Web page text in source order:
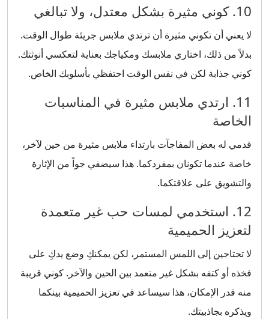
10. كوني مثيرة بشكل معتدل، ولا تبالغي
لا يعني أن تكوني مثيرة أن ترتدي ملابس جريئة طوال الوقت.
بدلاً من ذلك، اختاري ملابسك ومكياجك بعناية لتعكسي أنوثتك.
كوني جذابة لكن في نفس الوقت احتفظي بأسلوبك الخاص.
11. ارتدي ملابس مثيرة في المناسبات
الخاصة
قدمي له بعض المفاجآت بارتداء ملابس مثيرة من حين لآخر،
خاصة عندما تكونان بمفردكما. هذا سيضفي جواً من الإثارة
والتشويق على علاقتكما.
12. استخدمي لمسات حب غير متعمدة
لتعزيز الحميمية
لا تحتاجين إلى اللمس المستمر، لكن يمكنكِ وضع يدكِ على
فخذه أو كتفه بشكل غير متعمد بين الحين والآخر. كوني قريبة
منه قدر الإمكان، هذا سيساعد في تعزيز الحميمية بينكما
ويذكره بجاذبيتك.